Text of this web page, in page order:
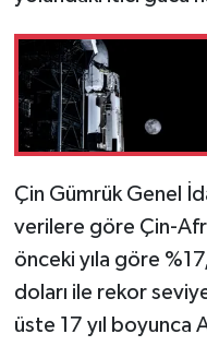
Çin Gümrük Genel
verilere göre Çin-
önceki yıla göre
doları ile rekor
üste 17 yıl boyunca